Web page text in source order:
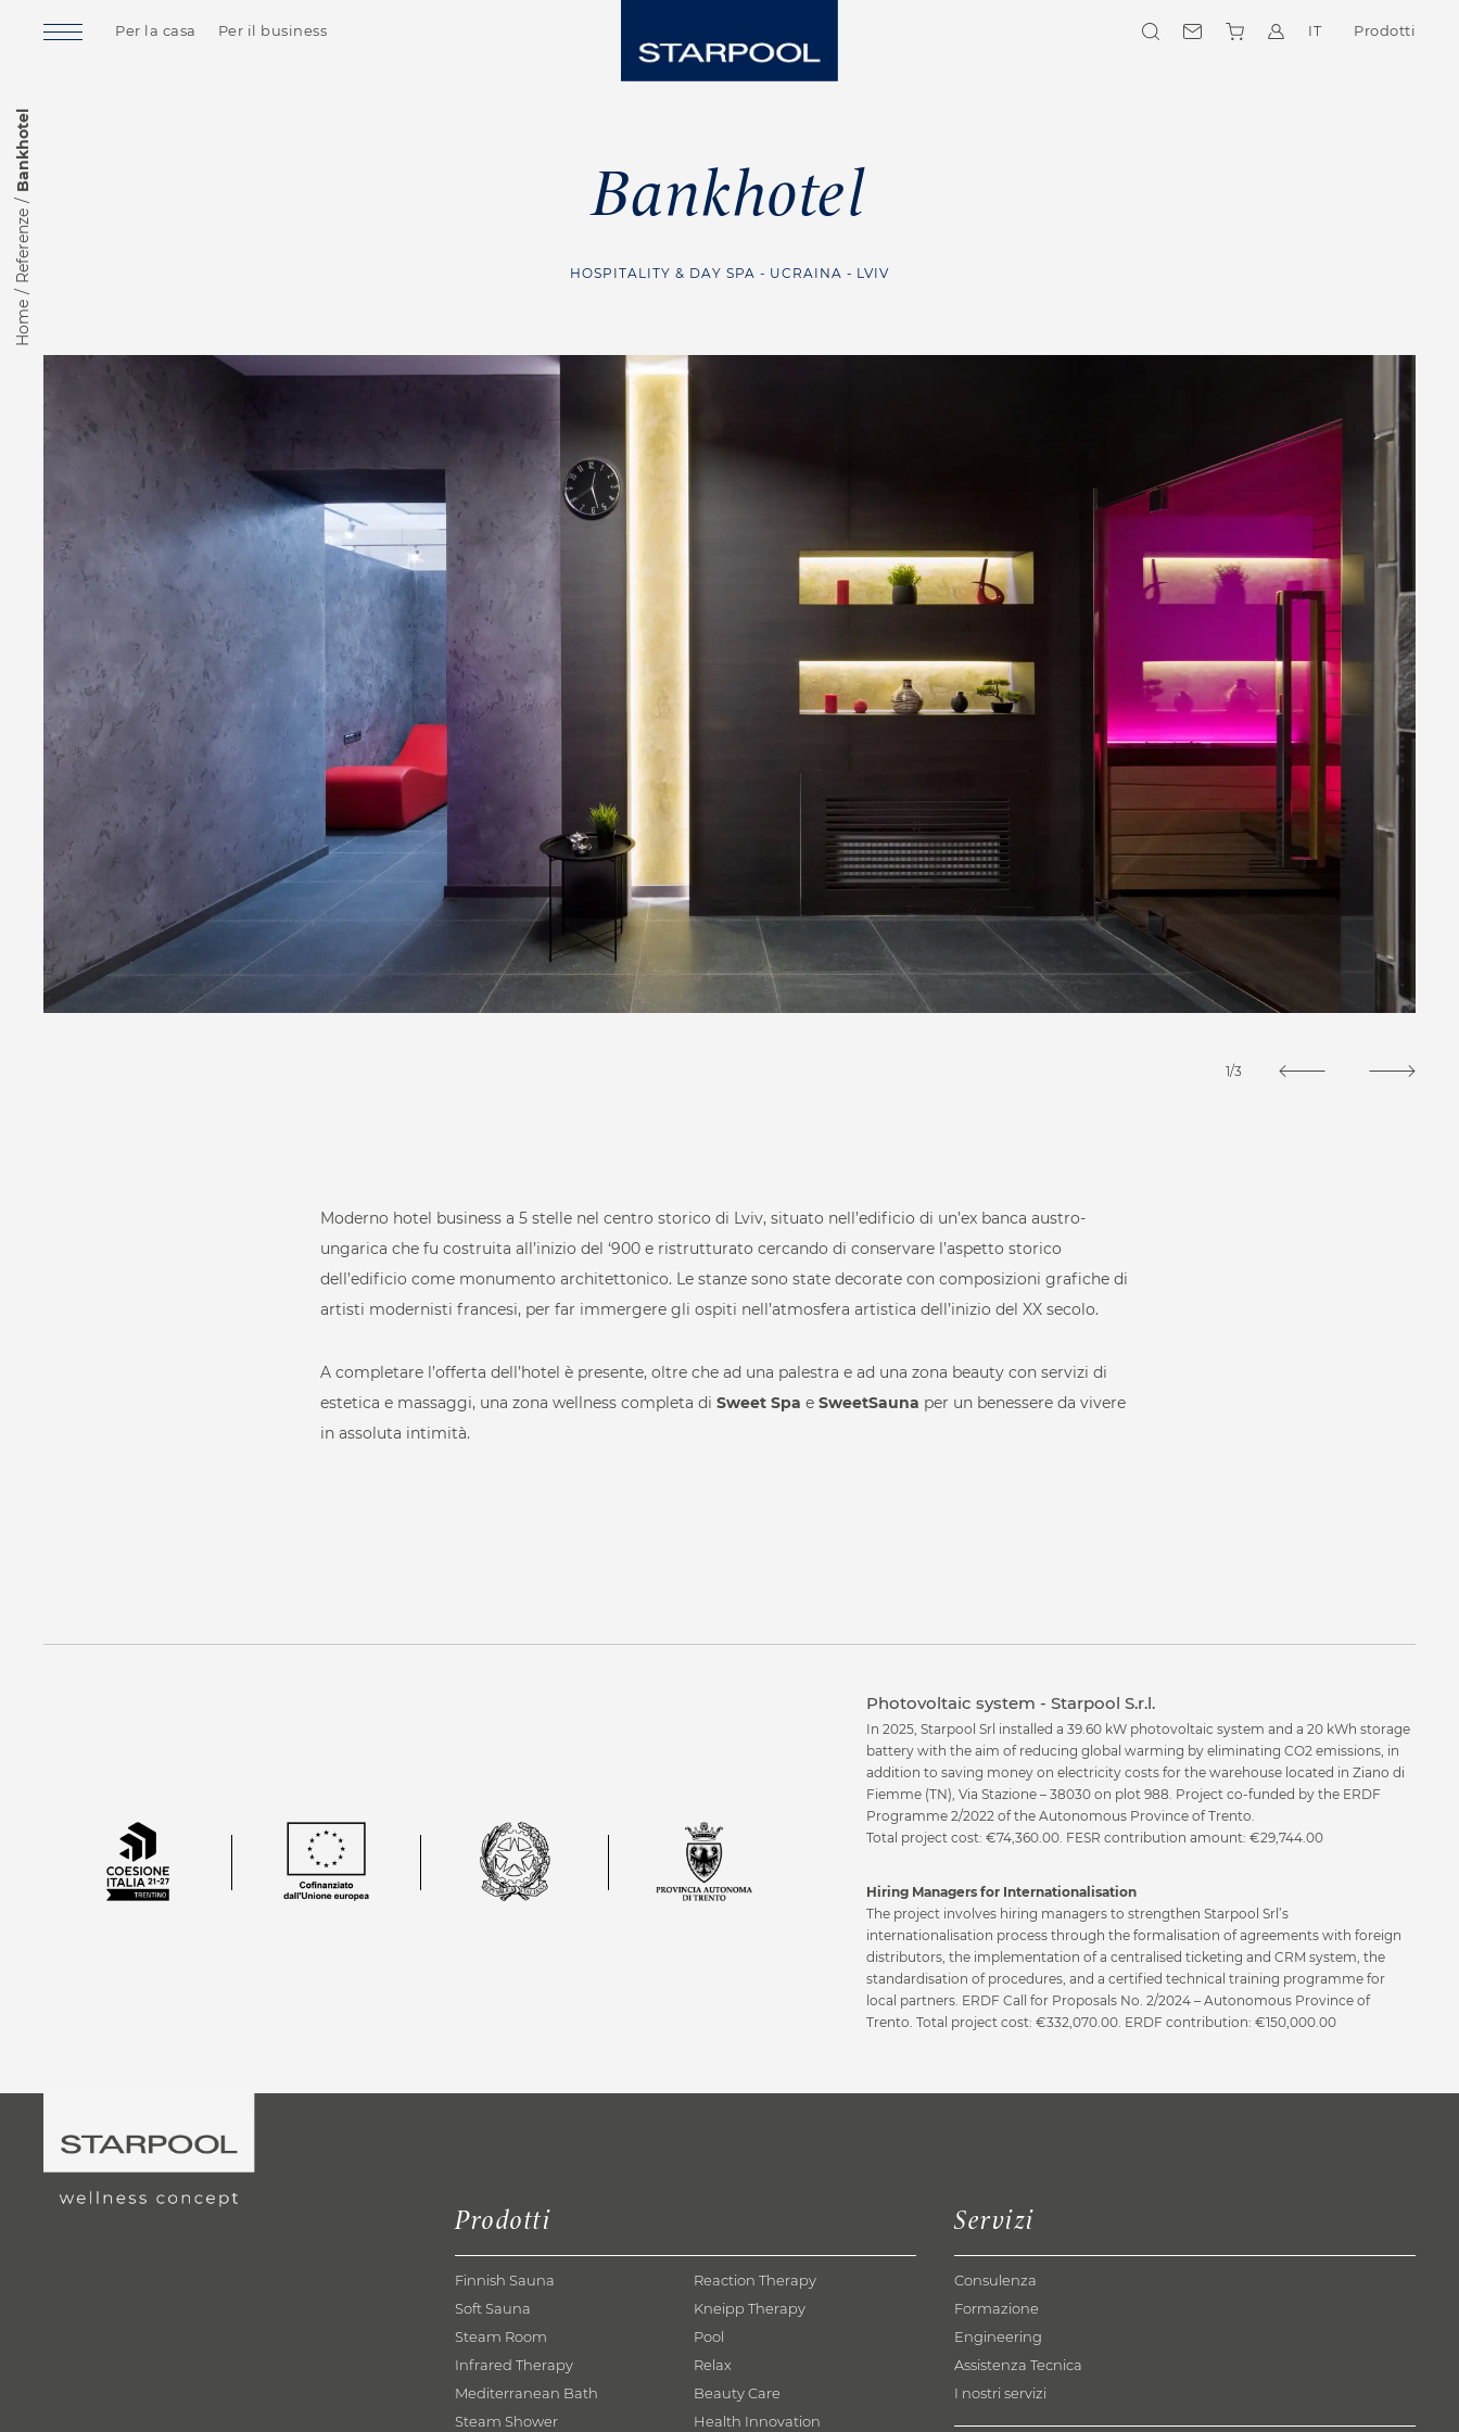
Per la casa Per il business IT Prodotti
Per il business
Health & Beauty
Finnish Sauna Steam Room
Infrared Therapy Mediterranean Bath
Experience Shower Reaction Therapy Kneipp Therapy
Extra components
E-shop
Outdoor
Per la casa
IL BENESSERE COME ABITUDINE
QUOTIDIANA
Per il business
SOLUZIONI WELLNESS PER OGNI
ESIGENZA
Download
I NOSTRI MATERIALI
Vuoi vedere le nostre realizzazioni?
Home
Referenze
Bankhotel
Bankhotel
HOSPITALITY & DAY SPA UCRAINA LVIV
1/3
Moderno hotel business a 5 stelle nel centro storico di Lviv, situato nell’edificio di un’ex banca austro-
ungarica che fu costruita all’inizio del ‘900 e ristrutturato cercando di conservare l’aspetto storico
dell’edificio come monumento architettonico. Le stanze sono state decorate con composizioni grafiche di
artisti modernisti francesi, per far immergere gli ospiti nell’atmosfera artistica dell’inizio del XX secolo.
A completare l’offerta dell’hotel è presente, oltre che ad una palestra e ad una zona beauty con servizi di
estetica e massaggi, una zona wellness completa di Sweet Spa e SweetSauna per un benessere da vivere
in assoluta intimità.
Photovoltaic system - Starpool S.r.l.
In 2025, Starpool Srl installed a 39.60 kW photovoltaic system and a 20 kWh storage
battery with the aim of reducing global warming by eliminating CO2 emissions, in
addition to saving money on electricity costs for the warehouse located in Ziano di
Fiemme (TN), Via Stazione – 38030 on plot 988. Project co-funded by the ERDF
Programme 2/2022 of the Autonomous Province of Trento.
Total project cost: €74,360.00. FESR contribution amount: €29,744.00
Hiring Managers for Internationalisation
The project involves hiring managers to strengthen Starpool Srl’s
internationalisation process through the formalisation of agreements with foreign
distributors, the implementation of a centralised ticketing and CRM system, the
standardisation of procedures, and a certified technical training programme for
local partners. ERDF Call for Proposals No. 2/2024 – Autonomous Province of
Trento. Total project cost: €332,070.00. ERDF contribution: €150,000.00
Prodotti
Finnish Sauna
Soft Sauna
Steam Room
Infrared Therapy
Mediterranean Bath
Steam Shower
Reaction Therapy
Kneipp Therapy
Pool
Relax
Beauty Care
Health Innovation
Servizi
Consulenza
Formazione
Engineering
Assistenza Tecnica
I nostri servizi